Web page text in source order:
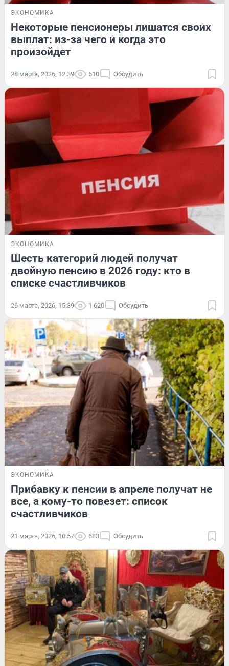
ЭКОНОМИКА
Некоторые пенсионеры лишатся своих
выплат: из-за чего и когда это
произойдет
28 марта, 2026, 12:39 610 Обсудить
ЭКОНОМИКА
Шесть категорий людей получат
двойную пенсию в 2026 году: кто в
списке счастливчиков
26 марта, 2026, 15:39 1 620 Обсудить
ЭКОНОМИКА
Прибавку к пенсии в апреле получат не
все, а кому-то повезет: список
счастливчиков
21 марта, 2026, 10:57 683 Обсудить